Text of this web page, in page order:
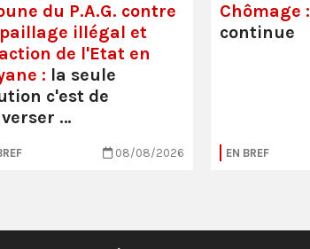
du P.A.G. contre
illégal et
de l'Etat en
: la seule
c'est de
…
08/08/2026
Chômage :
continue
EN BREF